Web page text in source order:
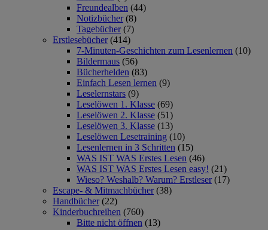
Freundealben (44)
Notizbücher (8)
Tagebücher (7)
Erstlesebücher (414)
7-Minuten-Geschichten zum Lesenlernen (10)
Bildermaus (56)
Bücherhelden (83)
Einfach Lesen lernen (9)
Leselernstars (9)
Leselöwen 1. Klasse (69)
Leselöwen 2. Klasse (51)
Leselöwen 3. Klasse (13)
Leselöwen Lesetraining (10)
Lesenlernen in 3 Schritten (15)
WAS IST WAS Erstes Lesen (46)
WAS IST WAS Erstes Lesen easy! (21)
Wieso? Weshalb? Warum? Erstleser (17)
Escape- & Mitmachbücher (38)
Handbücher (22)
Kinderbuchreihen (760)
Bitte nicht öffnen (13)